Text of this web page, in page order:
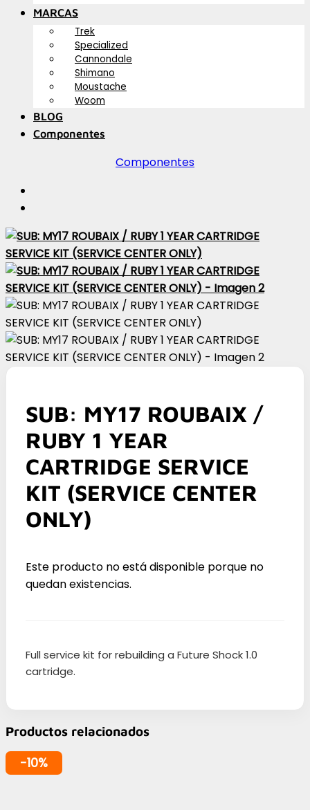
MARCAS
Trek
Specialized
Cannondale
Shimano
Moustache
Woom
BLOG
Componentes
Componentes
SUB: MY17 ROUBAIX /
RUBY 1 YEAR
CARTRIDGE SERVICE
KIT (SERVICE CENTER
ONLY)
Este producto no está disponible porque no
quedan existencias.
Full service kit for rebuilding a Future Shock 1.0
cartridge.
Productos relacionados
-10%